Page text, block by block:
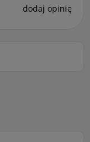
dodaj opinię